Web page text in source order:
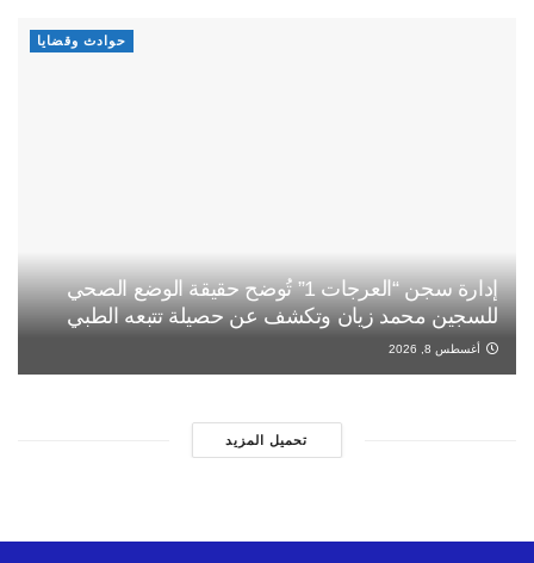
حوادث وقضايا
إدارة سجن “العرجات 1” تُوضح حقيقة الوضع الصحي
للسجين محمد زيان وتكشف عن حصيلة تتبعه الطبي
أغسطس 8, 2026
تحميل المزيد